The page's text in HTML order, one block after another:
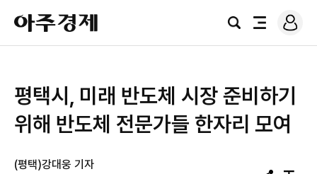
아
주
경
검
전
로
그
평택시, 미래 반도체 시장 준비하기
위해 반도체 전문가들 한자리 모여
(평택)강대웅 기자